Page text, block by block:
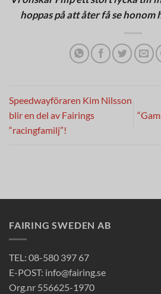
hoppas på att åter få se honom
Speedwayföraren Kim Nilsson
blir en del av Fairings
“racingfamilj”!
FAIRING SWEDEN AB
TEL: 08-580 397 67
E-POST: info@fairing.se
Org.nr 556625-1970